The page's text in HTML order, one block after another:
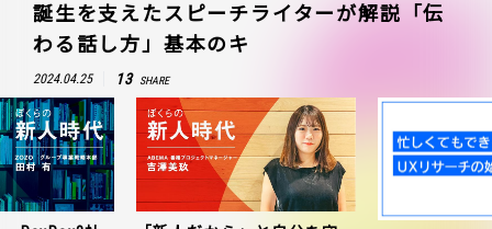
誕生を支えたスピーチライターが解説「伝
わる話し方」基本のキ
2024.04.25 13 SHARE